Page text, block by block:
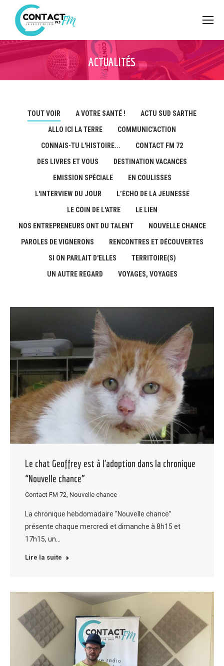
ACTUALITÉS
TOUT VOIR A VOTRE SANTÉ !
ACTU SUD SARTHE
ALLO ICI LA TERRE
COMMUNIC'ACTION
CONNAIS-TU L'HISTOIRE...
CONTACT FM 72
DES LIVRES ET VOUS
DESTINATION VACANCES
EMISSION SPÉCIALE
EN COULISSES
L'INTERVIEW DU JOUR
L’ÉCHO DE LA JEUNESSE
LE COIN DE L'ATRE
LE LIEN
NOS ENTREPRENEURS ONT DU TALENT
NOUVELLE CHANCE
PAROLES DE VIGNERONS
RENCONTRES ET DÉCOUVERTES
SI ON PARLAIT D'ELLES
TERRITOIRE(S)
UN AUTRE REGARD
VOYAGES, VOYAGES
Le chat Geoffrey est à l’adoption dans la chronique
“Nouvelle chance”
Contact FM 72 Nouvelle chance
La chronique hebdomadaire “Nouvelle chance”
présente chaque mercredi et dimanche à 8h15 et
17h15, un…
Lire la suite